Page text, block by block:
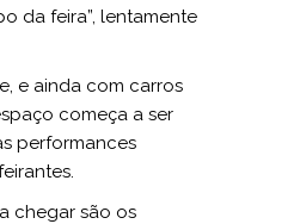
da feira”, lentamente
e ainda com carros
começa a ser
performances
chegar são os